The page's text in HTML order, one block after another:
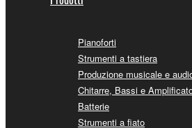
Pianoforti
Strumenti a tastiera
Produzione musicale e
Chitarre, Bassi e
Batterie
Strumenti a fiato